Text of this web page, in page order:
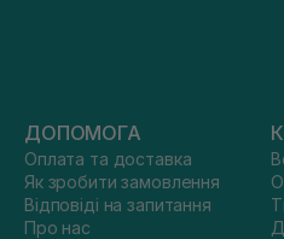
ДОПОМОГА
Оплата та доставка
Як зробити замовлення
Відповіді на запитання
Про нас